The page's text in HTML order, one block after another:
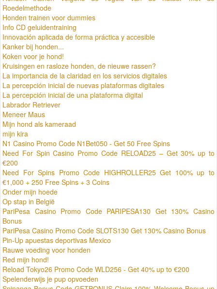
Roedelmethode
Honden trainen voor dummies
Info CD geluidentraining
Innovación aplicada de forma práctica y accesible
Kanker bij honden...
Koken voor je hond!
Kruisingen en rasloze honden, de nieuwe rassen?
La importancia de la claridad en los servicios digitales
La percepción inicial de nuevas plataformas digitales
La percepción inicial de una plataforma digital
Labrador Retriever
Meneer Maus
Mijn hond als kameraad
mijn kira
N1 Casino Promo Code N1Bet050 - Get 50 Free Spins
Need For Spin Casino Promo Code RELOAD25 – Get 30% up to
€200
Need For Spins Promo Code HIGHROLLER25 Get 100% up to
€1,000 + 250 Free Spins + 3 Coins
Onder mijn hoede
Op stap in België
PariPesa Casino Promo Code PARIPESA130 Get 130% Casino
Bonus
PariPesa Casino Promo Code SLOTS130 Get 130% Casino Bonus
Pin-Up apuestas deportivas Mexico
Rauwe voeding voor honden
Red mijn hond!
Reload Tokyo26 Promo Code WLD256 - Get 40% up to €200
Spelenderwijs je pup opvoeden